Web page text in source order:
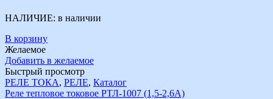
НАЛИЧИЕ: в наличии
В корзину
Желаемое
Добавить в желаемое
Быстрый просмотр
РЕЛЕ ТОКА, РЕЛЕ, Каталог
Реле тепловое токовое РТЛ-1007 (1,5-2,6А)